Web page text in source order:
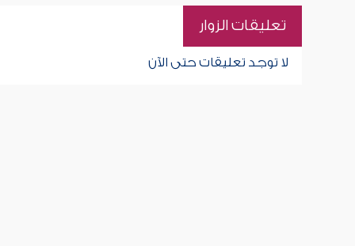
تعليقات الزوار
لا توجد تعليقات حتى الآن